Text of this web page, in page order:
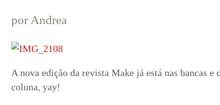
por Andrea
A nova edição da revista Make já está nas bancas e
coluna, yay!